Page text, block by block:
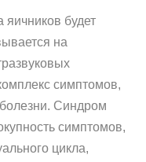
яичников будет
на
симптомов,
Синдром
симптомов,
цикла,